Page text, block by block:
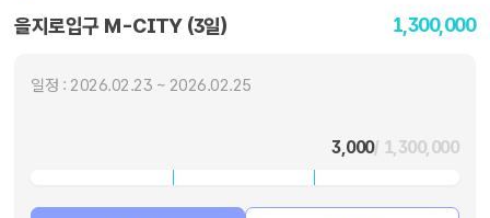
을지로입구 M-CITY (3일) 1,300,000
일정 : 2026.02.23 ~ 2026.02.25
3,000/ 1,300,000